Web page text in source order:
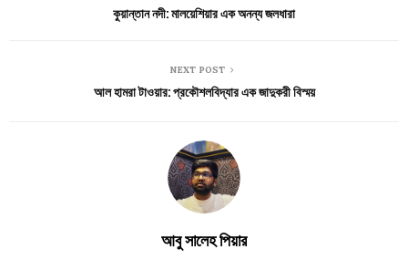
কুয়ান্তান নদী: মালয়েশিয়ার এক অনন্য জলধারা
NEXT POST
আল হামরা টাওয়ার: প্রকৌশলবিদ্যার এক জাদুকরী বিস্ময়
আবু সালেহ পিয়ার